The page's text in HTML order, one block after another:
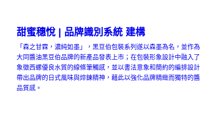
甜蜜穗悅 | 品牌識別系統 建構
「森之甘霖，濃純如墨」，黑豆伯包裝系列遂以森墨為名，並作為
大同醬油黑豆伯品牌的新產品發表上市；在包裝形象設計中融入了
象徵西螺優良水質的線條筆觸感，並以書法意象和簡約的編排設計
帶出品牌的日式風味與焠鍊精神，藉此以強化品牌精緻而獨特的醬
品質感。